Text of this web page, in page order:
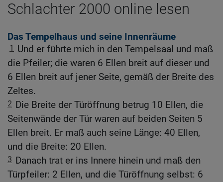
Schlachter 2000 online lesen
Das Tempelhaus und seine Innenräume
1
Und er führte mich in den Tempelsaal und maß
die Pfeiler; die waren 6 Ellen breit auf dieser und
6 Ellen breit auf jener Seite, gemäß der Breite des
Zeltes.
2 Die Breite der Türöffnung betrug 10 Ellen, die
Seitenwände der Tür waren auf beiden Seiten 5
Ellen breit. Er maß auch seine Länge: 40 Ellen,
und die Breite: 20 Ellen.
3 Danach trat er ins Innere hinein und maß den
Türpfeiler: 2 Ellen, und die Türöffnung selbst: 6